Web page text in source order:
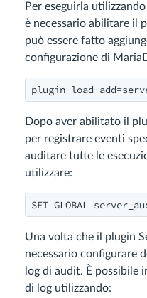
Per eseguirla
è necessario abilitare il
può essere fatto
configurazione di
Dopo aver abilitato il
per registrare eventi
auditare tutte le
utilizzare:
Una volta che il plugin
necessario configurare
log di audit. È possibile
di log utilizzando: